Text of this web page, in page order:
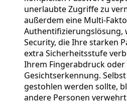
unerlaubte Zugriffe zu
außerdem eine Multi-
Authentifizierungslösung,
Security, die Ihre starken
extra Sicherheitsstufe
Ihrem Fingerabdruck oder
Gesichtserkennung.
gestohlen werden sollte,
andere Personen